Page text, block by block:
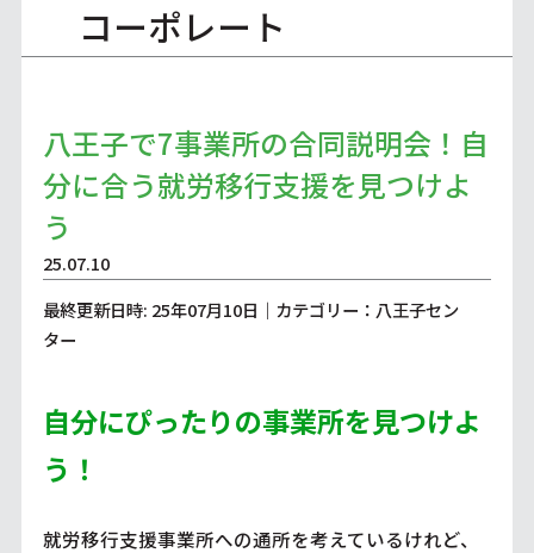
コーポレート
八王子で7事業所の合同説明会！自
分に合う就労移行支援を見つけよ
う
25.07.10
最終更新日時: 25年07月10日｜カテゴリー：八王子セン
ター
自分にぴったりの事業所を見つけよ
う！
就労移行支援事業所への通所を考えているけれど、